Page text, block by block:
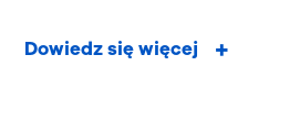
Dowiedz się więcej